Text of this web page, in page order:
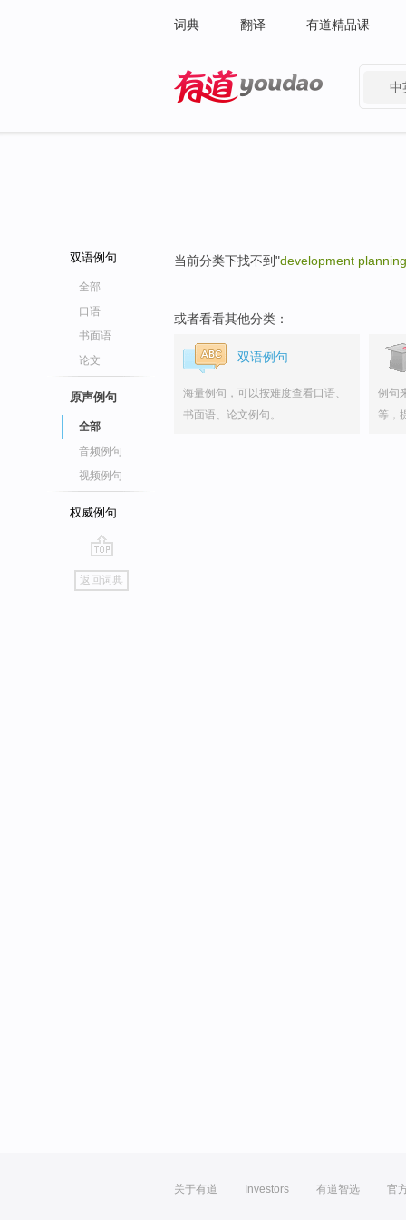
词典 翻译 有道精品课
中
双语例句
全部
口语
书面语
论文
原声例句
全部
音频例句
视频例句
权威例句
go
top
返回词典
当前分类下找不到"development planning
或者看看其他分类：
双语例句
海量例句，可以按难度查看口语、
书面语、论文例句。
例句
等，
关于有道 Investors 有道智选 官